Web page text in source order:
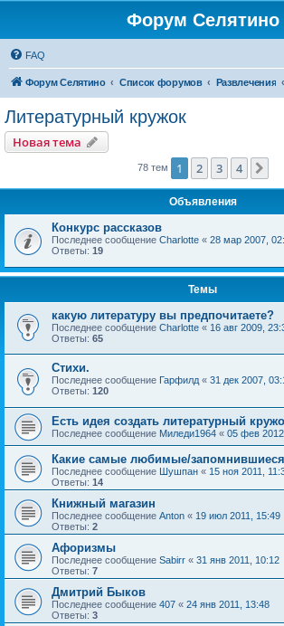
Форум Селятино
FAQ
Форум Селятино Список форумов Развлечения
Литературный кружок
Новая тема
78 тем 1 2 3 4
Объявления
Конкурс рассказов
Последнее сообщение Charlotte « 28 мар 2007,
Ответы: 19
Темы
какую литературу вы предпочитаете?
Последнее сообщение Charlotte « 16 авг 2009,
Ответы: 65
Стихи.
Последнее сообщение Гарфилд « 31 дек 2007,
Ответы: 120
Есть идея создать литературный
Последнее сообщение Миледи1964 « 05 фев
Какие самые любимые/запомнившиеся
Последнее сообщение Шушпан « 15 ноя 2011,
Ответы: 14
Книжный магазин
Последнее сообщение Anton « 19 июл 2011, 15:49
Ответы: 2
Афоризмы
Последнее сообщение Sabirr « 31 янв 2011, 10:12
Ответы: 7
Дмитрий Быков
Последнее сообщение 407 « 24 янв 2011, 13:48
Ответы: 3